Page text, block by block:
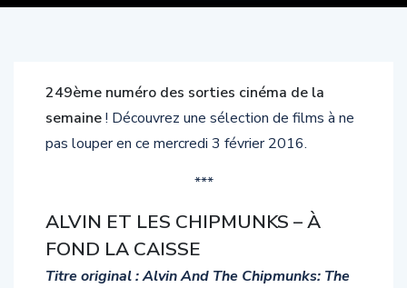
249ème numéro des sorties cinéma de la
semaine! Découvrez une sélection de films à ne
pas louper en ce mercredi 3 février 2016.
***
ALVIN ET LES CHIPMUNKS – À
FOND LA CAISSE
Titre original : Alvin And The Chipmunks: The